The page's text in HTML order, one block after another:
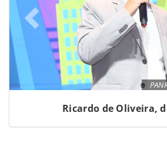
Ricardo de Oliveira,